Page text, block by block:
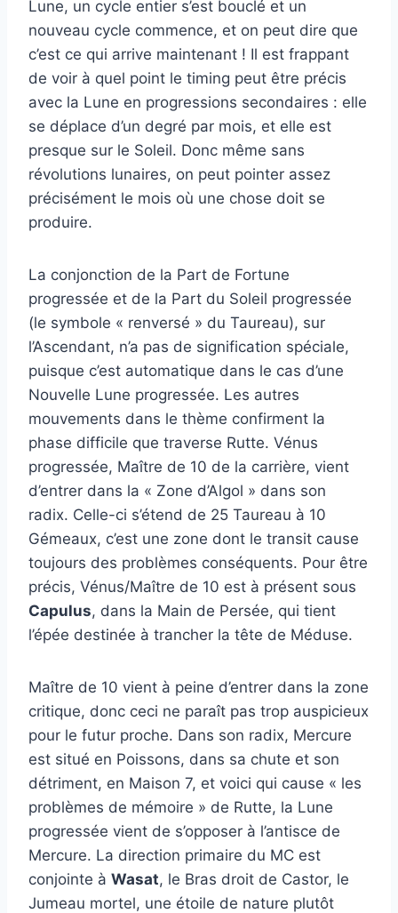
Lune, un cycle entier s’est bouclé et un
nouveau cycle commence, et on peut dire que
c’est ce qui arrive maintenant ! Il est frappant
de voir à quel point le timing peut être précis
avec la Lune en progressions secondaires : elle
se déplace d’un degré par mois, et elle est
presque sur le Soleil. Donc même sans
révolutions lunaires, on peut pointer assez
précisément le mois où une chose doit se
produire.
La conjonction de la Part de Fortune
progressée et de la Part du Soleil progressée
(le symbole « renversé » du Taureau), sur
l’Ascendant, n’a pas de signification spéciale,
puisque c’est automatique dans le cas d’une
Nouvelle Lune progressée. Les autres
mouvements dans le thème confirment la
phase difficile que traverse Rutte. Vénus
progressée, Maître de 10 de la carrière, vient
d’entrer dans la « Zone d’Algol » dans son
radix. Celle-ci s’étend de 25 Taureau à 10
Gémeaux, c’est une zone dont le transit cause
toujours des problèmes conséquents. Pour être
précis, Vénus/Maître de 10 est à présent sous
Capulus, dans la Main de Persée, qui tient
l’épée destinée à trancher la tête de Méduse.
Maître de 10 vient à peine d’entrer dans la zone
critique, donc ceci ne paraît pas trop auspicieux
pour le futur proche. Dans son radix, Mercure
est situé en Poissons, dans sa chute et son
détriment, en Maison 7, et voici qui cause « les
problèmes de mémoire » de Rutte, la Lune
progressée vient de s’opposer à l’antisce de
Mercure. La direction primaire du MC est
conjointe à Wasat, le Bras droit de Castor, le
Jumeau mortel, une étoile de nature plutôt